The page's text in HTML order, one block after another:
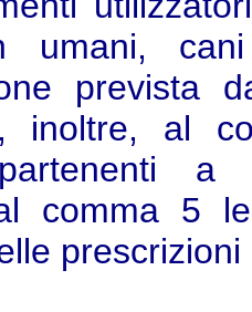
umani,
prevista
inoltre, al
a
comma 5